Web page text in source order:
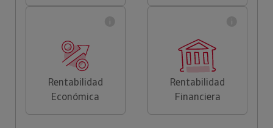
Rentabilidad
Económica
Rentabilidad
Financiera